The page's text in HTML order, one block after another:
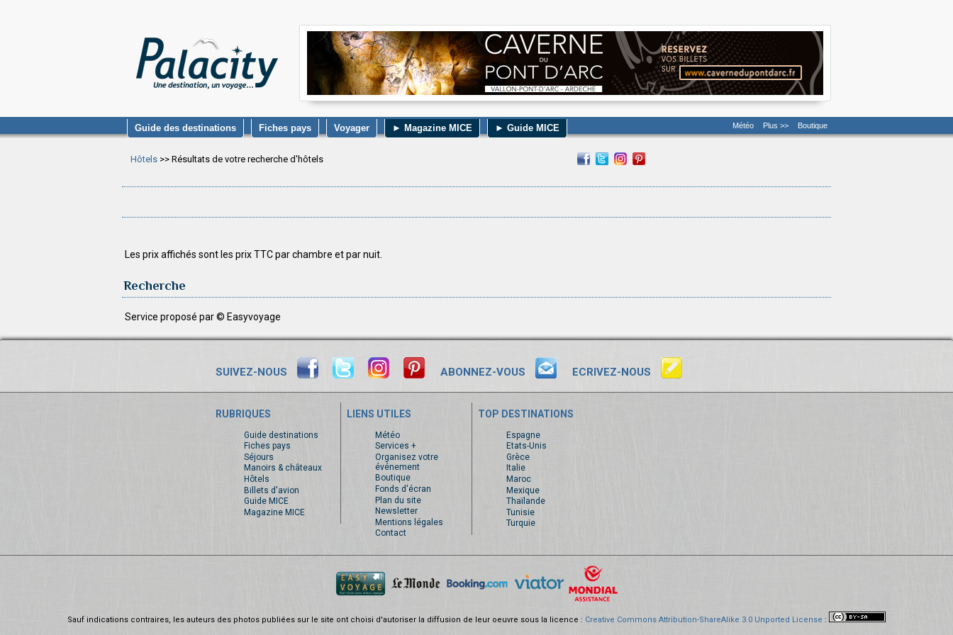
Guide des destinations Fiches pays Voyager ► Magazine MICE ► Guide MICE Météo Plus >> Boutique
Hôtels >> Résultats de votre recherche d'hôtels
Les prix affichés sont les prix TTC par chambre et par nuit.
Recherche
Service proposé par © Easyvoyage
SUIVEZ-NOUS ABONNEZ-VOUS ECRIVEZ-NOUS
RUBRIQUES
Guide destinations
Fiches pays
Séjours
Manoirs & châteaux
Hôtels
Billets d'avion
Guide MICE
Magazine MICE
LIENS UTILES
Météo
Services +
Organisez votre
événement
Boutique
Fonds d'écran
Plan du site
Newsletter
Mentions légales
Contact
TOP DESTINATIONS
Espagne
Etats-Unis
Grèce
Italie
Maroc
Mexique
Thaïlande
Tunisie
Turquie
Sauf indications contraires, les auteurs des photos publiées sur le site ont choisi d'autoriser la diffusion de leur oeuvre sous la licence : Creative Commons Attribution-ShareAlike 3.0 Unported License :